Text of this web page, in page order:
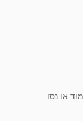
או נסו